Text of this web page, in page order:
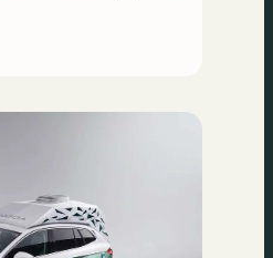
onder de
euro.